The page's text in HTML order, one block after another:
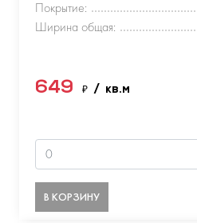
Покрытие:
Ширина общая:
649 ₽ / кв.м
В КОРЗИНУ